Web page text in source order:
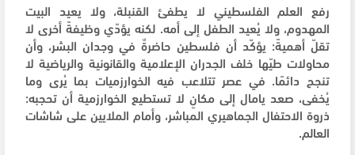
رفع العلم الفلسطيني لا يطفئ القنبلة، ولا يعيد البيت
المهدوم، ولا يُعيد الطفل إلى أمه. لكنه يؤدّي وظيفةً أخرى لا
تقلّ أهميةً: يؤكّد أن فلسطين حاضرةٌ في وجدان البشر، وأن
محاولات طيّها خلف الجدران الإعلامية والقانونية والرياضية لا
تنجح دائمًا. في عصر تتلاعب فيه الخوارزميات بما يُرى وما
يُخفى، صعد يامال إلى مكانٍ لا تستطيع الخوارزمية أن تحجبه:
ذروة الاحتفال الجماهيري المباشر، وأمام الملايين على شاشات
العالم.